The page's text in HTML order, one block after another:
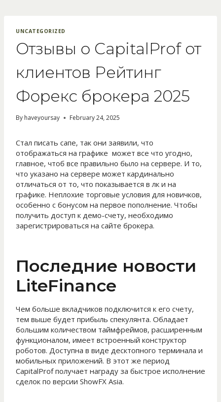
UNCATEGORIZED
Отзывы о CapitalProf от
клиентов Рейтинг
Форекс брокера 2025
By haveyoursay February 24, 2025
Стал писать сапе, так они заявили, что
отображаться на графике может все что угодно,
главное, чтоб все правильно было на сервере. И то,
что указано на сервере может кардинально
отличаться от то, что показывается в лк и на
графике. Неплохие торговые условия для новичков,
особенно с бонусом на первое пополнение. Чтобы
получить доступ к демо-счету, необходимо
зарегистрироваться на сайте брокера.
Последние новости
LiteFinance
Чем больше вкладчиков подключится к его счету,
тем выше будет прибыль спекулянта. Обладает
большим количеством таймфреймов, расширенным
функционалом, имеет встроенный конструктор
роботов. Доступна в виде десктопного терминала и
мобильных приложений. В этот же период
CapitalProf получает награду за быстрое исполнение
сделок по версии ShowFX Asia.